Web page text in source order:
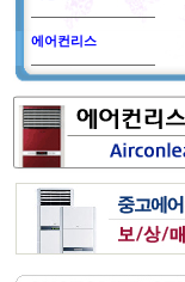
에어컨리스